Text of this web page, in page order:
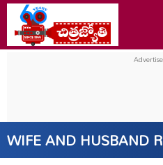
WIFE AND HUSBAND